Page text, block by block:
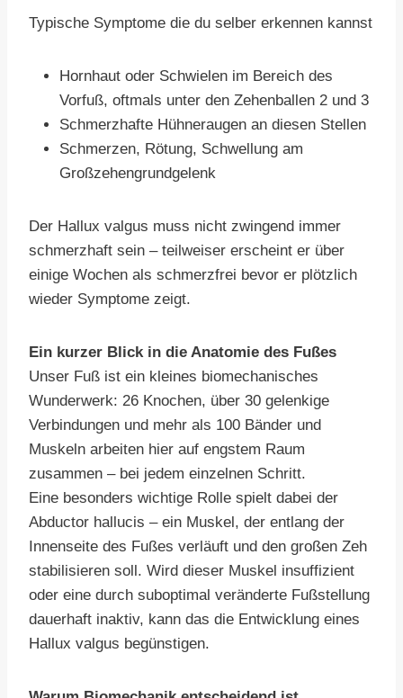
Typische Symptome die du selber erkennen kannst
Hornhaut oder Schwielen im Bereich des
Vorfuß, oftmals unter den Zehenballen 2 und 3
Schmerzhafte Hühneraugen an diesen Stellen
Schmerzen, Rötung, Schwellung am
Großzehengrundgelenk
Der Hallux valgus muss nicht zwingend immer
schmerzhaft sein – teilweiser erscheint er über
einige Wochen als schmerzfrei bevor er plötzlich
wieder Symptome zeigt.
Ein kurzer Blick in die Anatomie des Fußes
Unser Fuß ist ein kleines biomechanisches
Wunderwerk: 26 Knochen, über 30 gelenkige
Verbindungen und mehr als 100 Bänder und
Muskeln arbeiten hier auf engstem Raum
zusammen – bei jedem einzelnen Schritt.
Eine besonders wichtige Rolle spielt dabei der
Abductor hallucis – ein Muskel, der entlang der
Innenseite des Fußes verläuft und den großen Zeh
stabilisieren soll. Wird dieser Muskel insuffizient
oder eine durch suboptimal veränderte Fußstellung
dauerhaft inaktiv, kann das die Entwicklung eines
Hallux valgus begünstigen.